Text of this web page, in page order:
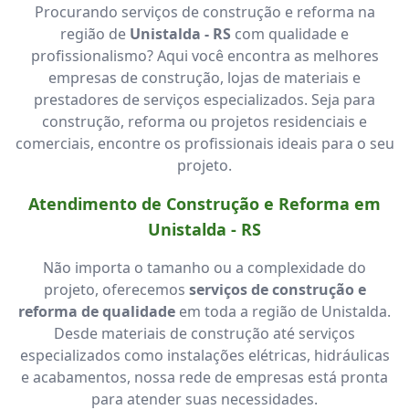
Procurando serviços de construção e reforma na
região de Unistalda - RS com qualidade e
profissionalismo? Aqui você encontra as melhores
empresas de construção, lojas de materiais e
prestadores de serviços especializados. Seja para
construção, reforma ou projetos residenciais e
comerciais, encontre os profissionais ideais para o seu
projeto.
Atendimento de Construção e Reforma em
Unistalda - RS
Não importa o tamanho ou a complexidade do
projeto, oferecemos serviços de construção e
reforma de qualidade em toda a região de Unistalda.
Desde materiais de construção até serviços
especializados como instalações elétricas, hidráulicas
e acabamentos, nossa rede de empresas está pronta
para atender suas necessidades.